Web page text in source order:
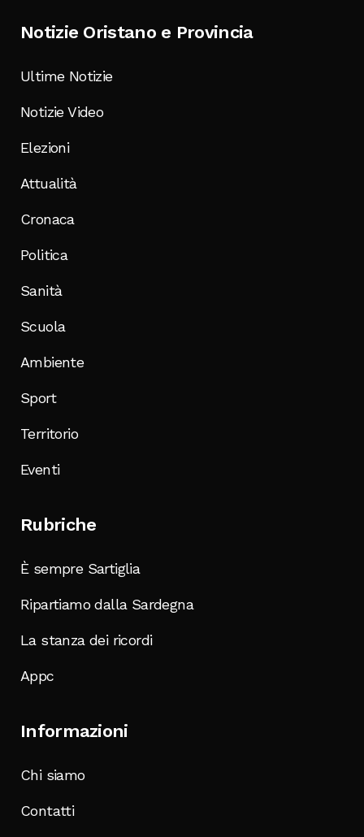
Notizie Oristano e Provincia
Ultime Notizie
Notizie Video
Elezioni
Attualità
Cronaca
Politica
Sanità
Scuola
Ambiente
Sport
Territorio
Eventi
Rubriche
È sempre Sartiglia
Ripartiamo dalla Sardegna
La stanza dei ricordi
Appc
Informazioni
Chi siamo
Contatti